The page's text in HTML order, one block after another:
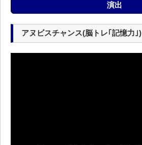
演出
アヌビスチャンス(脳トレ｢記憶力｣)